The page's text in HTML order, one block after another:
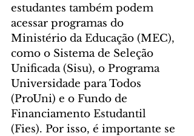
estudantes também podem
acessar programas do
Ministério da Educação (MEC),
como o Sistema de Seleção
Unificada (Sisu), o Programa
Universidade para Todos
(ProUni) e o Fundo de
Financiamento Estudantil
(Fies). Por isso, é importante se